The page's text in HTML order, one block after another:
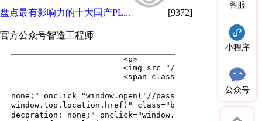
盘点最有影响力的十大国产PL... [9372]
官方公众号智造工程师
客服
小程序
公众号